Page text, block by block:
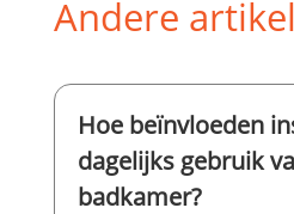
Andere
Hoe beïnvloeden
dagelijks gebruik
badkamer?